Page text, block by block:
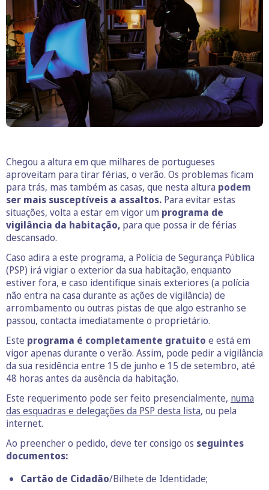
Chegou a altura em que milhares de portugueses
aproveitam para tirar férias, o verão. Os problemas ficam
para trás, mas também as casas, que nesta altura podem
ser mais susceptíveis a assaltos. Para evitar estas
situações, volta a estar em vigor um programa de
vigilância da habitação, para que possa ir de férias
descansado.
Caso adira a este programa, a Polícia de Segurança Pública
(PSP) irá vigiar o exterior da sua habitação, enquanto
estiver fora, e caso identifique sinais exteriores (a polícia
não entra na casa durante as ações de vigilância) de
arrombamento ou outras pistas de que algo estranho se
passou, contacta imediatamente o proprietário.
Este programa é completamente gratuito e está em
vigor apenas durante o verão. Assim, pode pedir a vigilância
da sua residência entre 15 de junho e 15 de setembro, até
48 horas antes da ausência da habitação.
Este requerimento pode ser feito presencialmente, numa
das esquadras e delegações da PSP desta lista, ou pela
internet.
Ao preencher o pedido, deve ter consigo os seguintes
documentos:
Cartão de Cidadão/Bilhete de Identidade;